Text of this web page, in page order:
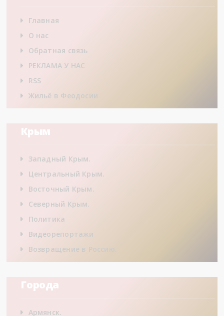
Главная
О нас
Обратная связь
РЕКЛАМА У НАС
RSS
Жильё в Феодосии
Крым
Западный Крым.
Центральный Крым.
Восточный Крым.
Северный Крым.
Политика
Видеорепортажи
Возвращение в Россию.
Города
Армянск.